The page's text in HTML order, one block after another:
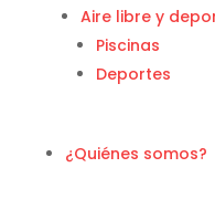
Aire libre y
Piscinas
Deportes
¿Quiénes somos?